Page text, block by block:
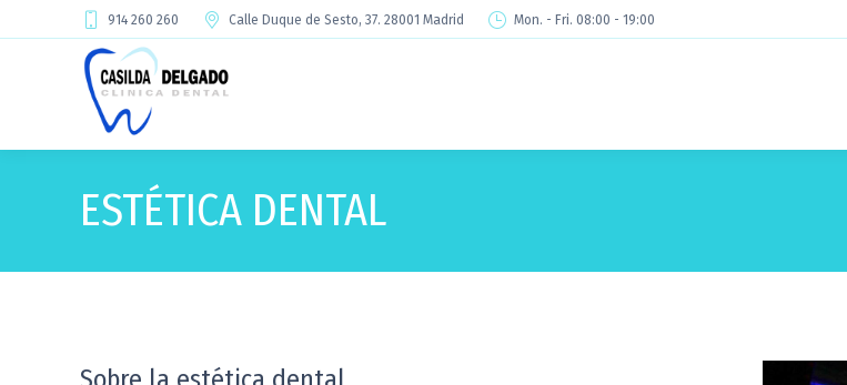
914 260 260 Calle Duque de Sesto, 37. 28001 Madrid Mon. - Fri. 08:00 - 19:00
ESTÉTICA DENTAL